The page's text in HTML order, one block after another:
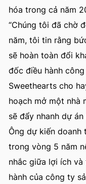
hóa trong cả năm
“Chúng tôi đã chờ
năm, tôi tin rằng
sẽ hoàn toàn đổi
đốc điều hành
Sweethearts cho
hoạch mở một nhà
sẽ đẩy nhanh dự
Ông dự kiến
trong vòng 5 năm
nhắc giữa lợi ích
hành của công ty